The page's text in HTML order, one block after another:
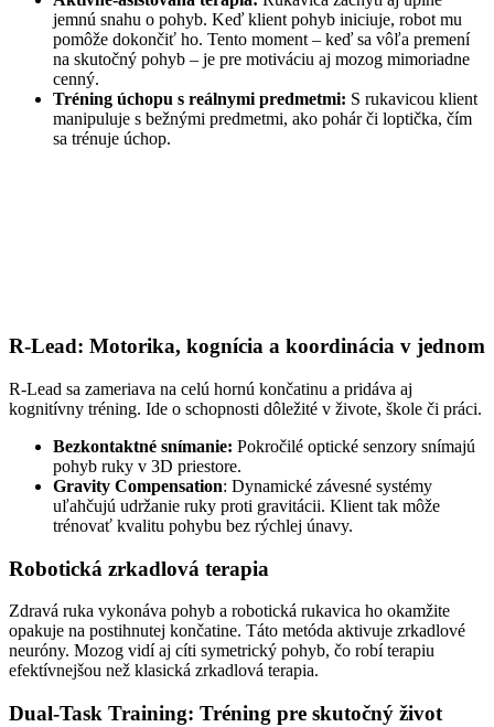
jemnú snahu o pohyb. Keď klient pohyb iniciuje, robot mu
pomôže dokončiť ho. Tento moment – keď sa vôľa premení
na skutočný pohyb – je pre motiváciu aj mozog mimoriadne
cenný.
Tréning úchopu s reálnymi predmetmi: S rukavicou klient
manipuluje s bežnými predmetmi, ako pohár či loptička, čím
sa trénuje úchop.
R-Lead: Motorika, kognícia a koordinácia v jednom
R-Lead sa zameriava na celú hornú končatinu a pridáva aj
kognitívny tréning. Ide o schopnosti dôležité v živote, škole či práci.
Bezkontaktné snímanie: Pokročilé optické senzory snímajú
pohyb ruky v 3D priestore.
Gravity Compensation: Dynamické závesné systémy
uľahčujú udržanie ruky proti gravitácii. Klient tak môže
trénovať kvalitu pohybu bez rýchlej únavy.
Robotická zrkadlová terapia
Zdravá ruka vykonáva pohyb a robotická rukavica ho okamžite
opakuje na postihnutej končatine. Táto metóda aktivuje zrkadlové
neuróny. Mozog vidí aj cíti symetrický pohyb, čo robí terapiu
efektívnejšou než klasická zrkadlová terapia.
Dual-Task Training: Tréning pre skutočný život